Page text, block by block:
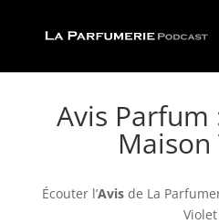
Avis Parfum
Écouter l’Avisde La